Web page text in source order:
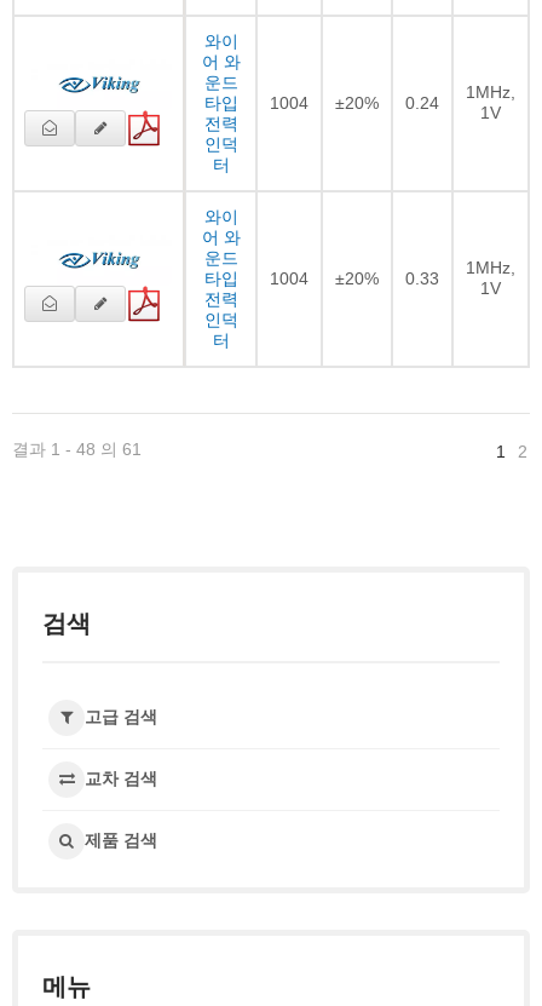
와이
어 와
운드
타입
전력
인덕
터
1004 ±20% 0.24
1MHz,
1V
와이
어 와
운드
타입
전력
인덕
터
1004 ±20% 0.33
1MHz,
1V
결과 1 - 48 의 61 1 2
검색
고급 검색
교차 검색
제품 검색
메뉴